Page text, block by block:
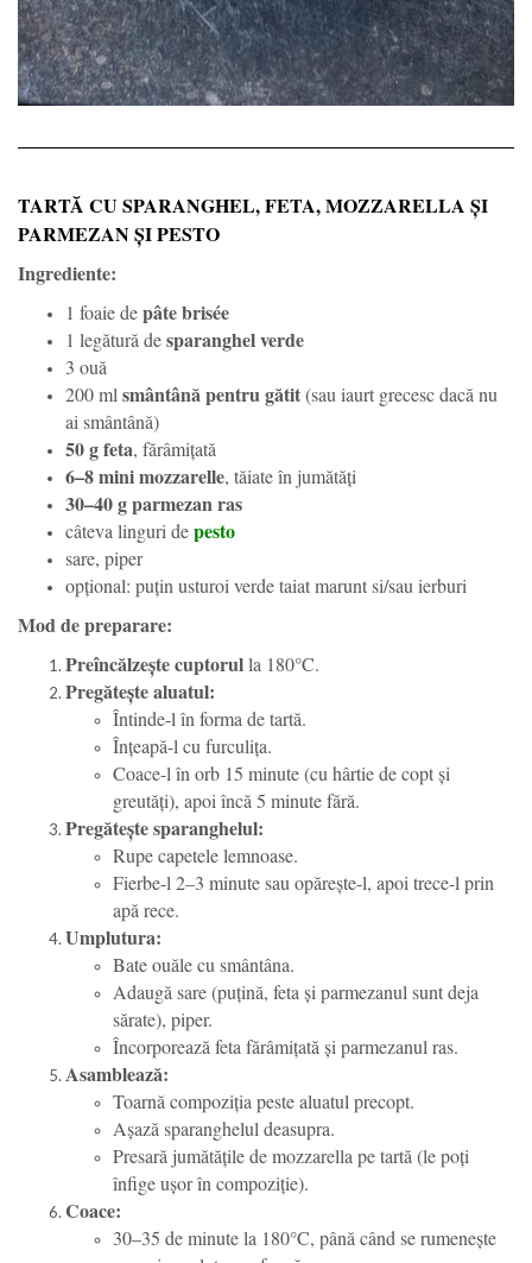
TARTĂ CU SPARANGHEL, FETA, MOZZARELLA ȘI
PARMEZAN ȘI PESTO
Ingrediente:
1 foaie depâte brisée
1 legătură desparanghel verde
3 ouă
200 ml smântână pentru gătit(sau iaurt grecesc dacă nu
ai smântână)
50 g feta, fărâmițată
6–8 mini mozzarelle, tăiate în jumătăți
30–40 g parmezan ras
câteva linguri depesto
sare, piper
opțional: puțin usturoi verde taiat marunt si/sau ierburi
Mod de preparare:
Preîncălzește cuptorulla 180°C.
Pregătește aluatul:
Întinde-l în forma de tartă.
Înțeapă-l cu furculița.
Coace-l în orb 15 minute (cu hârtie de copt și
greutăți), apoi încă 5 minute fără.
Pregătește sparanghelul:
Rupe capetele lemnoase.
Fierbe-l 2–3 minute sau opărește-l, apoi trece-l prin
apă rece.
Umplutura:
Bate ouăle cu smântâna.
Adaugă sare (puțină, feta și parmezanul sunt deja
sărate), piper.
Încorporează feta fărâmițată și parmezanul ras.
Asamblează:
Toarnă compoziția peste aluatul precopt.
Așază sparanghelul deasupra.
Presară jumătățile de mozzarella pe tartă (le poți
înfige ușor în compoziție).
Coace:
30–35 de minute la 180°C, până când se rumenește